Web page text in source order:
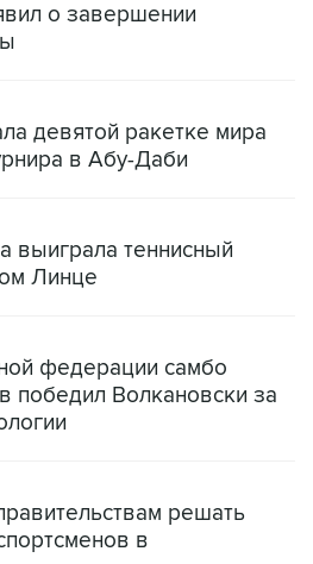
о завершении
девятой ракетке мира
в Абу-Даби
выиграла теннисный
Линце
федерации самбо
победил Волкановски за
решать
в